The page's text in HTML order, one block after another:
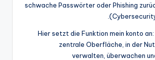
schwache Passwörter oder Phishing
Hier setzt die Funktion mein konto
zentrale Oberfläche, in der
verwalten, überwachen